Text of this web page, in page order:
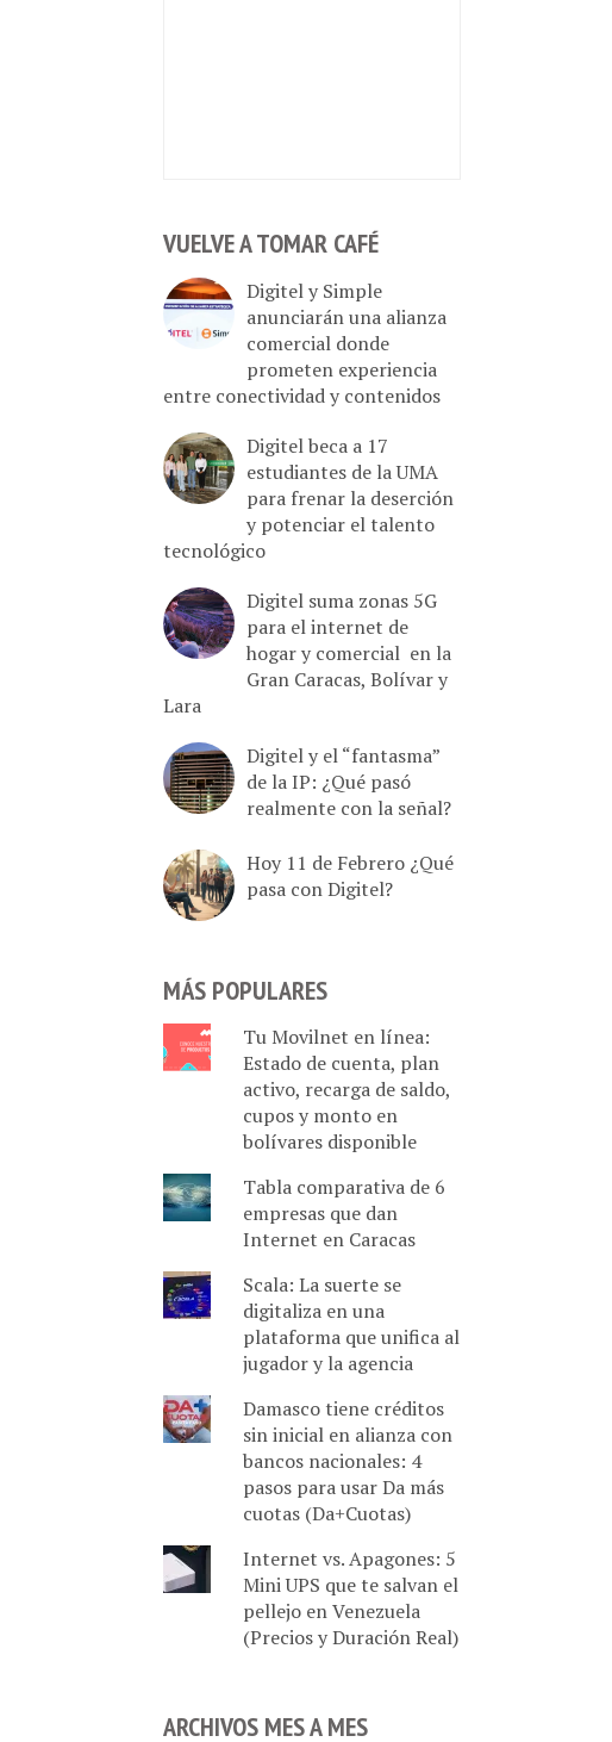
VUELVE A TOMAR CAFÉ
Digitel y Simple
anunciarán una alianza
comercial donde
prometen experiencia
entre conectividad y contenidos
Digitel beca a 17
estudiantes de la UMA
para frenar la deserción
y potenciar el talento
tecnológico
Digitel suma zonas 5G
para el internet de
hogar y comercial en la
Gran Caracas, Bolívar y
Lara
Digitel y el “fantasma”
de la IP: ¿Qué pasó
realmente con la señal?
Hoy 11 de Febrero ¿Qué
pasa con Digitel?
MÁS POPULARES
Tu Movilnet en línea:
Estado de cuenta, plan
activo, recarga de saldo,
cupos y monto en
bolívares disponible
Tabla comparativa de 6
empresas que dan
Internet en Caracas
Scala: La suerte se
digitaliza en una
plataforma que unifica al
jugador y la agencia
Damasco tiene créditos
sin inicial en alianza con
bancos nacionales: 4
pasos para usar Da más
cuotas (Da+Cuotas)
Internet vs. Apagones: 5
Mini UPS que te salvan el
pellejo en Venezuela
(Precios y Duración Real)
ARCHIVOS MES A MES